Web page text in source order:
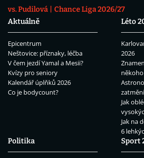
vs. Pudilová
Chance Liga 2026/27
Aktuálně
Epicentrum
Neštovice: příznaky, léčba
V čem jezdí Yamal a Mesii?
Kvízy pro seniory
Kalendář úplňků 2026
Co je bodycount?
Léto
2026
Jak
Jak na
6
Politika
Sport